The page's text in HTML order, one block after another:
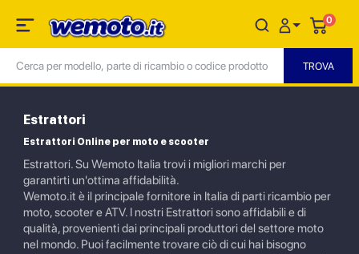
0
Estrattori
Estrattori Online per moto e scooter
Estrattori. Su Wemoto Italia trovi i migliori marchi per
garantirti un'ottima affidabilità.
Wemoto.it è il principale fornitore in Italia di parti ricambio per
moto, scooter e ATV. I nostri Estrattori sono affidabili e di
qualità, provenienti dai principali produttori del settore moto
nel mondo. Puoi facilmente trovare ciò di cui hai bisogno